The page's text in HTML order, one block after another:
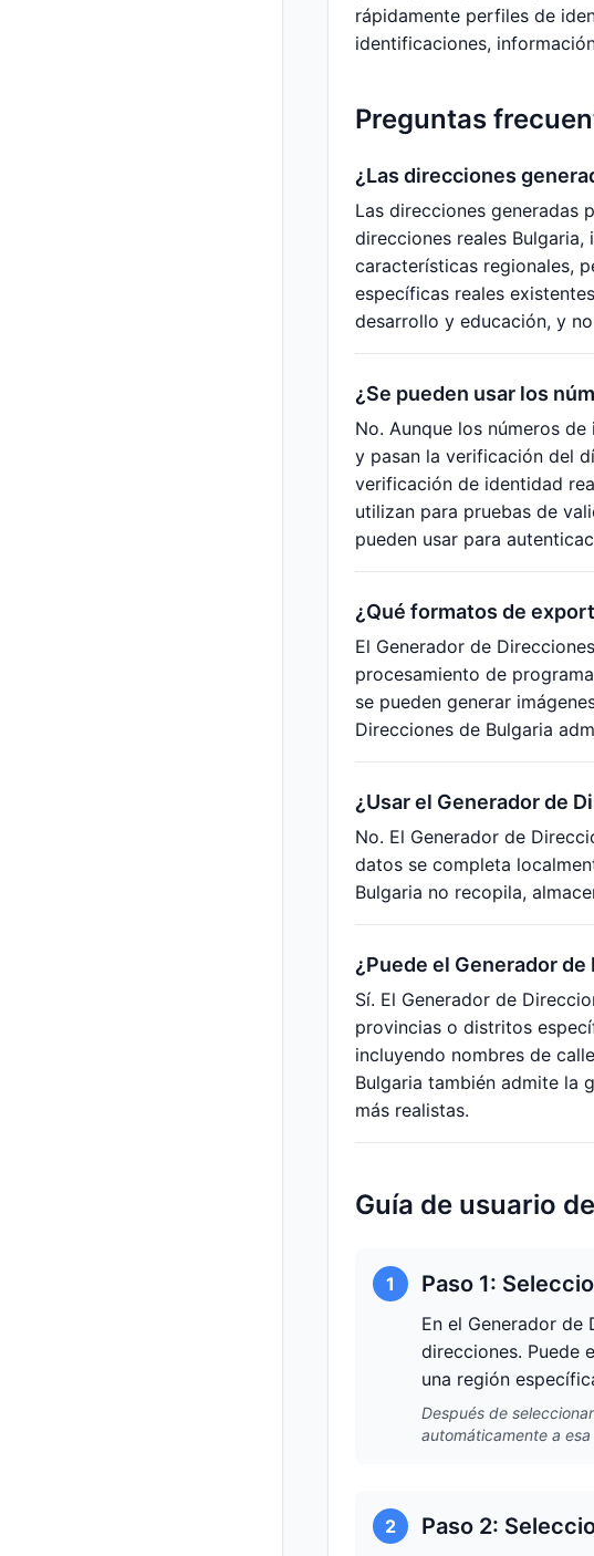
rápidamente perfiles de
identificaciones,
Preguntas
¿Las direcciones
Las direcciones generadas
direcciones reales
características regionales,
específicas reales
desarrollo y educación, y
¿Se pueden usar los
No. Aunque los números
y pasan la verificación del
verificación de identidad
utilizan para pruebas de
pueden usar para
¿Qué formatos de
El Generador de
procesamiento de
se pueden generar
Direcciones de Bulgaria
¿Usar el Generador de
No. El Generador de
datos se completa
Bulgaria no recopila,
¿Puede el Generador
Sí. El Generador de
provincias o distritos
incluyendo nombres de
Bulgaria también admite la
más realistas.
Guía de usuario
1 Paso 1:
En el Generador
direcciones. Puede
una región
Después de
automáticamente a
2 Paso 2: